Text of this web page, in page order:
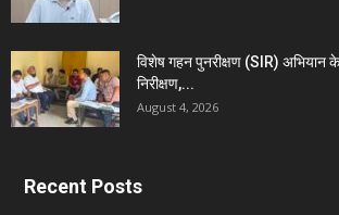
विशेष गहन पुनरीक्षण (SIR) अभियान
निरीक्षण,...
August 4, 2026
Recent Posts